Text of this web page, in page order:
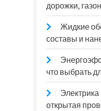
дорожки,
Жидкие
составы и
что выбрать
открытая